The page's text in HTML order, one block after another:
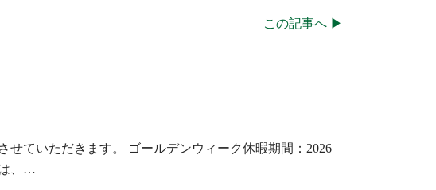
この記事へ ▶
ていただきます。 ゴールデンウィーク休暇期間：2026
、…